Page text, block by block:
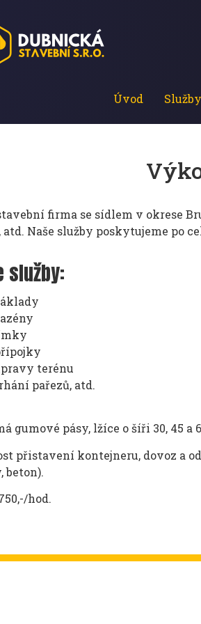
Úvod Služby
firma se sídlem v okrese
Naše služby poskytujeme po
služby:
terénu
pařezů, atd.
gumové pásy, lžíce o šíři 30, 45 a
přistavení kontejneru, dovoz a
beton).
hod.